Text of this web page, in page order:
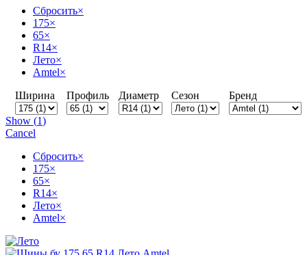
Сбросить×
175×
65×
R14×
Лето×
Amtel×
Ширина
Профиль Диаметр Сезон Бренд
Show (1)
Cancel
Сбросить×
175×
65×
R14×
Лето×
Amtel×